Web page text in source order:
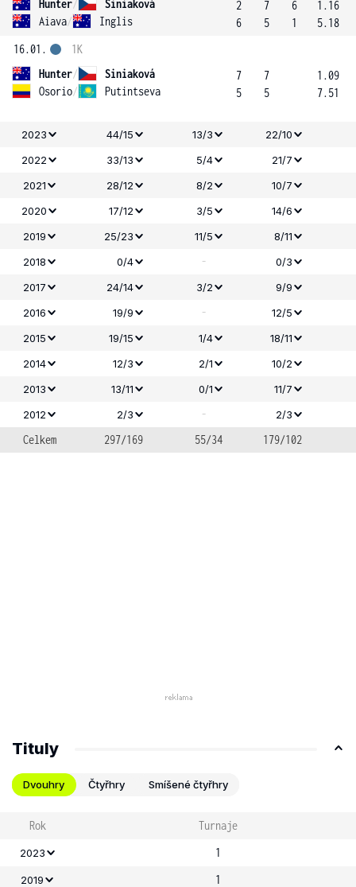
Hunter/
Siniaková
Aiava/ Inglis
2
6
7
5
6
1
1.16
5.18
16.01.
Hunter/
Siniaková
Osorio/ Putintseva
1K
7
5
7
5
1.09
7.51
2023 44/15 13/3
22/10
2022
33/13 5/4
21/7
2021
28/12 8/2
10/7
2020
17/12 3/5
14/6
2019
25/23 11/5 8/11
2018
0/4 -
0/3
2017
24/14 3/2
9/9
2016
19/9 -
12/5
2015
19/15 1/4
18/11
2014
12/3 2/1
10/2
2013
13/11 0/1
11/7
2012
2/3 - 2/3
Celkem 297/169 55/34 179/102
Tituly
Dvouhry Čtyřhry Smíšené čtyřhry
Rok Turnaje
2023 1
2019 1